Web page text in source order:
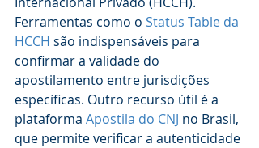
Ferramentas como o Status Table da
HCCH são indispensáveis para
confirmar a validade do
apostilamento entre jurisdições
específicas. Outro recurso útil é a
plataforma Apostila do CNJ no Brasil,
que permite verificar a autenticidade